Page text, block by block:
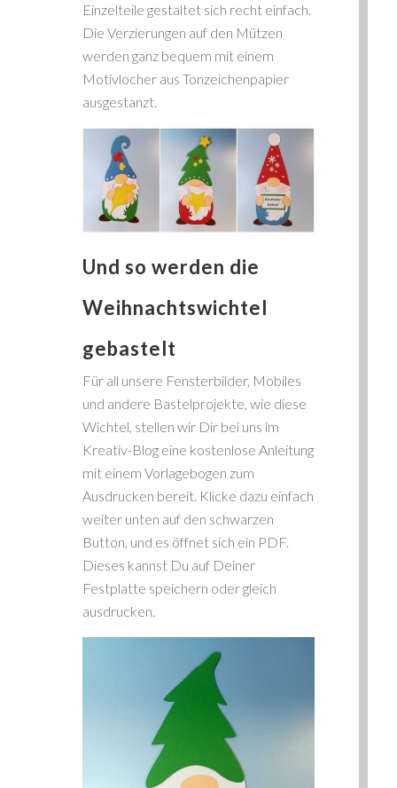
Einzelteile gestaltet sich recht einfach.
Die Verzierungen auf den Mützen
werden ganz bequem mit einem
Motivlocher aus Tonzeichenpapier
ausgestanzt.
Und so werden die
Weihnachtswichtel
gebastelt
Für all unsere Fensterbilder, Mobiles
und andere Bastelprojekte, wie diese
Wichtel, stellen wir Dir bei uns im
Kreativ-Blog eine kostenlose Anleitung
mit einem Vorlagebogen zum
Ausdrucken bereit. Klicke dazu einfach
weiter unten auf den schwarzen
Button, und es öffnet sich ein PDF.
Dieses kannst Du auf Deiner
Festplatte speichern oder gleich
ausdrucken.